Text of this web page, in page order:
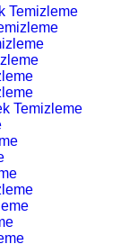
Temizleme
Temizleme